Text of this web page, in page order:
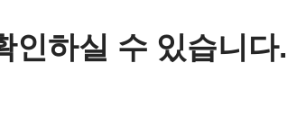
인하실 수 있습니다.